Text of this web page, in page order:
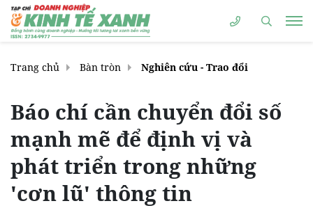
Trang chủ Bàn tròn Nghiên cứu - Trao đổi
Báo chí cần chuyển đổi số
mạnh mẽ để định vị và
phát triển trong những
'cơn lũ' thông tin